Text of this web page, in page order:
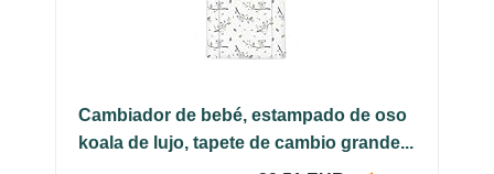
Cambiador de bebé, estampado de oso
koala de lujo, tapete de cambio grande...